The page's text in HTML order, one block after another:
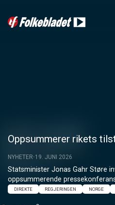
Oppsummerer rikets
NYHETER 19. JUNI 2026
Statsminister Jonas Gahr Støre
oppsummerende
DIREKTE REGJERINGEN NORGE